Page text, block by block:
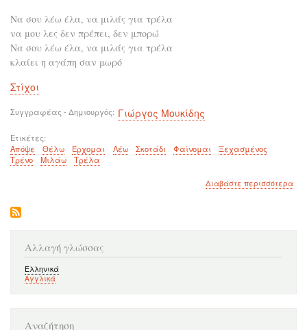
Να σου λέω έλα, να μιλάς για τρέλα
να μου λες δεν πρέπει, δεν μπορώ
Να σου λέω έλα, να μιλάς για τρέλα
κλαίει η αγάπη σαν μωρό
Στίχοι
Συγγραφέας - Δημιουργός Γιώργος Μουκίδης
Ετικέτες
Απόψε
Θέλω Έρχομαι Λέω Σκοτάδι Φαίνομαι
Ξεχασμένος
Τρένο
Μιλάω Τρέλα
Διαβάστε περισσότεραγια
το
Αλλαγή γλώσσας
Ελληνικά
Αγγλικά
Αναζήτηση